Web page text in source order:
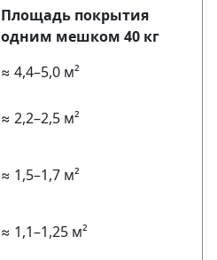
Площадь покрытия
одним мешком 40 кг
≈ 4,4–5,0 м²
≈ 2,2–2,5 м²
≈ 1,5–1,7 м²
≈ 1,1–1,25 м²